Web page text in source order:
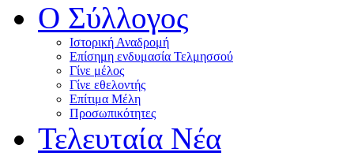
Ο Σύλλογος
Ιστορική Αναδρομή
Επίσημη ενδυμασία Τελμησσού
Γίνε μέλος
Γίνε εθελοντής
Επίτιμα Μέλη
Προσωπικότητες
Τελευταία Νέα